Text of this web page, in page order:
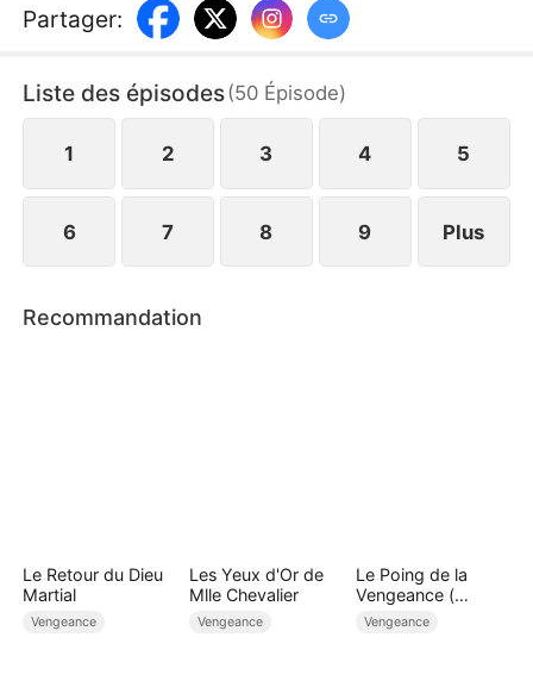
renoncer à ses valeurs. M. Landry découvre le
complot et décide de jouer le jeu pour déjouer
conséquences de sa malveillance, tandis qu’Élodie,
après ces événements, choisit de retourner à sa
campagne pour mener une vie paisible.
Partager:
Liste des épisodes(50 Épisode)
1 2 3 4 5
6 7 8 9 Plus
Recommandation
Le Retour du Dieu
Martial
Vengeance
Les Yeux d'Or de
Mlle Chevalier
Vengeance
Le Poing de la
Vengeance (
Doublé )
Vengeance